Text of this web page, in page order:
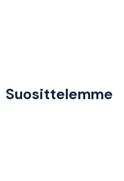
Suosittelemme